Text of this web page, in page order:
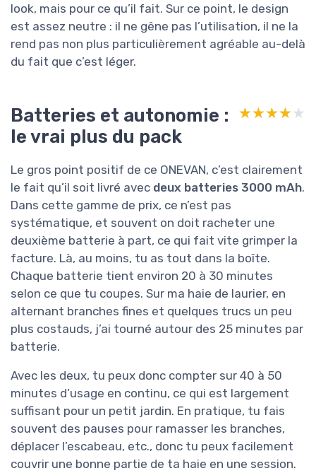
look, mais pour ce qu’il fait. Sur ce point, le design
est assez neutre : il ne gêne pas l’utilisation, il ne la
rend pas non plus particulièrement agréable au-delà
du fait que c’est léger.
Batteries et autonomie :
le vrai plus du pack
★★★★★
★★★★★
Le gros point positif de ce ONEVAN, c’est clairement
le fait qu’il soit livré avec deux batteries 3000 mAh.
Dans cette gamme de prix, ce n’est pas
systématique, et souvent on doit racheter une
deuxième batterie à part, ce qui fait vite grimper la
facture. Là, au moins, tu as tout dans la boîte.
Chaque batterie tient environ 20 à 30 minutes
selon ce que tu coupes. Sur ma haie de laurier, en
alternant branches fines et quelques trucs un peu
plus costauds, j’ai tourné autour des 25 minutes par
batterie.
Avec les deux, tu peux donc compter sur 40 à 50
minutes d’usage en continu, ce qui est largement
suffisant pour un petit jardin. En pratique, tu fais
souvent des pauses pour ramasser les branches,
déplacer l’escabeau, etc., donc tu peux facilement
couvrir une bonne partie de ta haie en une session.